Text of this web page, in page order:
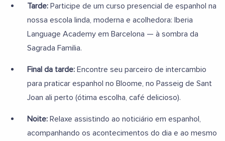
Tarde: Participe de um curso presencial de espanhol na
nossa escola linda, moderna e acolhedora: Iberia
Language Academy em Barcelona — à sombra da
Sagrada Familia.
Final da tarde: Encontre seu parceiro de intercambio
para praticar espanhol no Bloome, no Passeig de Sant
Joan ali perto (ótima escolha, café delicioso).
Noite: Relaxe assistindo ao noticiário em espanhol,
acompanhando os acontecimentos do dia e ao mesmo